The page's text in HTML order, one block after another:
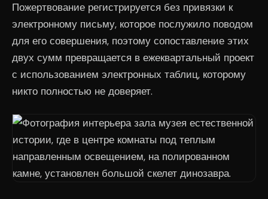
Пожертвование регистрируется без привязки к
электронному письму, которое послужило поводом
для его совершения, поэтому сопоставление этих
двух сумм превращается в ежеквартальный проект
с использованием электронных таблиц, которому
никто полностью не доверяет.